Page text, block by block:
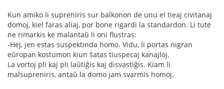
Kun amiko li supreniris sur balkonon de unu el tieaj civitanaj
domoj, kiel faras aliaj, por bone rigardi la standardon. Li tute
ne rimarkis ke malantaŭ li oni flustras:
-Hej, jen estas suspektinda homo. Vidu, li portas nigran
eŭropan kostumon kiun ŝatas tiuspecaj kanajloj.
La vortoj pli kaj pli laŭtiĝis kaj disvastiĝis. Kiam li
malsupreniris, antaŭ la domo jam svarmis homoj.